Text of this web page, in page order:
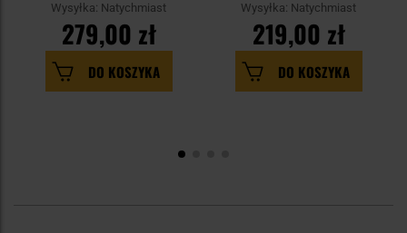
Wysyłka: Natychmiast
279,00 zł
DO KOSZYKA
Wysyłka: Natychmiast
219,00 zł
DO KOSZYKA